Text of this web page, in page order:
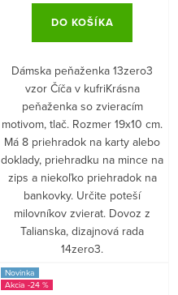
DO KOŠÍKA
Dámska peňaženka 13zero3
vzor Číča v kufriKrásna
peňaženka so zvieracím
motivom, tlač. Rozmer 19x10 cm.
Má 8 priehradok na karty alebo
doklady, priehradku na mince na
zips a niekoľko priehradok na
bankovky. Určite poteší
milovníkov zvierat. Dovoz z
Talianska, dizajnová rada
14zero3.
Novinka
-24 %